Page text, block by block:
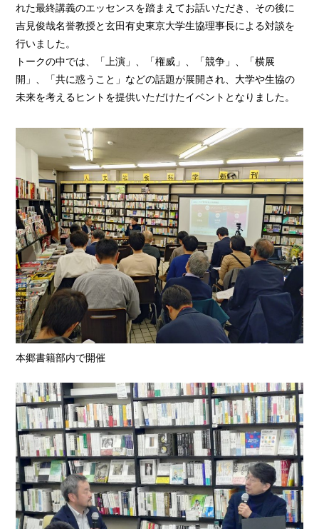
れた最終講義のエッセンスを踏まえてお話いただき、その後に
吉見俊哉名誉教授と玄田有史東京大学生協理事長による対談を
行いました。
トークの中では、「上演」、「権威」、「競争」、「横展
開」、「共に惑うこと」などの話題が展開され、大学や生協の
未来を考えるヒントを提供いただけたイベントとなりました。
本郷書籍部内で開催